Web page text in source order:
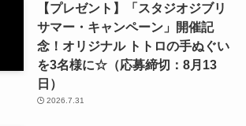
【プレゼント】「スタジオジブリ
サマー・キャンペーン」開催記
念！オリジナル トトロの手ぬぐい
を3名様に☆（応募締切：8月13
日）
2026.7.31